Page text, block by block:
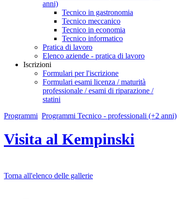
anni)
Tecnico in gastronomia
Tecnico meccanico
Tecnico in economia
Tecnico informatico
Pratica di lavoro
Elenco aziende - pratica di lavoro
Iscrizioni
Formulari per l'iscrizione
Formulari esami licenza / maturità
professionale / esami di riparazione /
statini
Programmi Programmi Tecnico - professionali (+2 anni)
Visita al Kempinski
Torna all'elenco delle gallerie